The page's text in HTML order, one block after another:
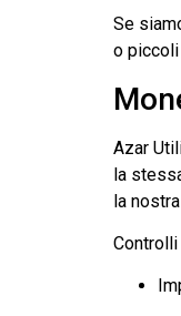
Se
o
Azar
la
la